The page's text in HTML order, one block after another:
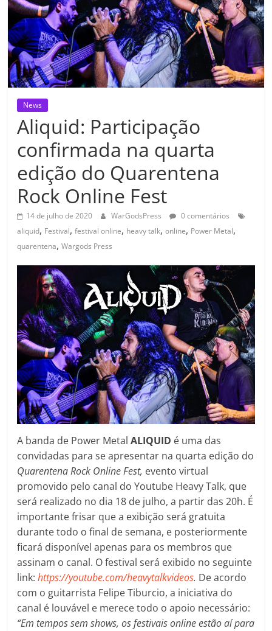
News
Aliquid: Participação
confirmada na quarta
edição do Quarentena
Rock Online Fest
14 de julho de 2020 WarGodsPress
0 comentários
aliquid, Festival,festival online, heavy talk,online, Power Metal,
quarentena,Wargods Press
A banda de Power MetalALIQUID é uma das
convidadas para se apresentar na quarta edição do
Quarentena Rock Online Fest, evento virtual
promovido pelo canal do Youtube Heavy Talk, que
será realizado no dia 18 de julho, a partir das 20h. É
importante frisar que a exibição será gratuita
durante todo o final de semana, e posteriormente
ficará disponível apenas para os membros que
assinam o canal. O festival será exibido no seguinte
link:https://youtube.com/heavytalkvideos. De acordo
com o guitarrista Felipe Tiburcio, a iniciativa do
canal é louvável e merece todo o apoio necessário:
“Em tempos sem shows, os festivais online estão aí para